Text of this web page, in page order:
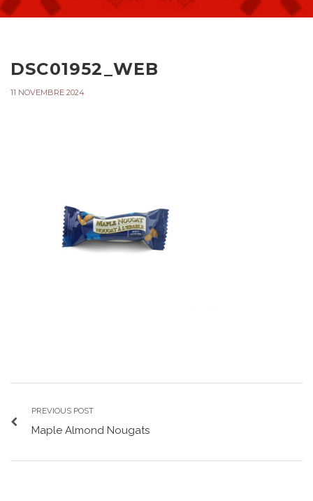
DSC01952_WEB
11 NOVEMBRE 2024
PREVIOUS POST
Maple Almond Nougats